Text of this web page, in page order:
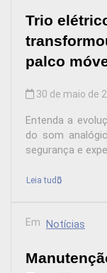
Trio
palco
30 de maio de
Entenda a
do som
segurança e
Leia tudo
Em Notícias